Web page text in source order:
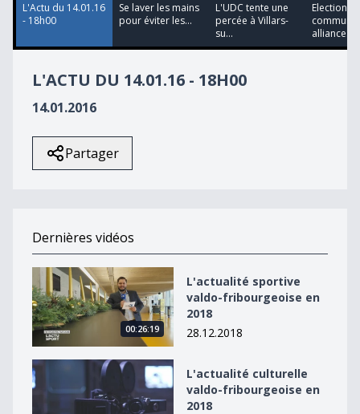
L'Actu du 14.01.16
- 18h00
Se laver les mains
pour éviter les...
L'UDC tente une
percée à Villars-
su...
Elections
alliance...
L'ACTU DU 14.01.16 - 18H00
14.01.2016
Partager
Dernières vidéos
L&#039;actualité sportive valdo-fribourgeoise en 2018
00:26:19
L'actualité sportive
valdo-fribourgeoise en
2018
28.12.2018
L&#039;actualité culturelle valdo-fribourgeoise en
L'actualité culturelle
valdo-fribourgeoise en
2018